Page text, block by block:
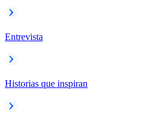
Entrevista
Historias que inspiran